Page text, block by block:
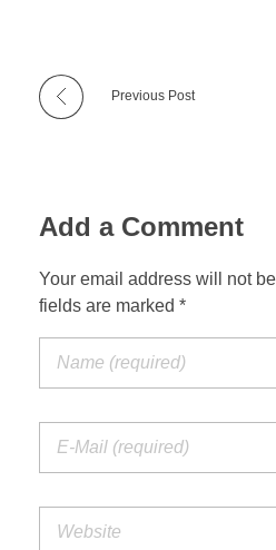
Previous Post
Add a Comment
Your email address will not
fields are marked *